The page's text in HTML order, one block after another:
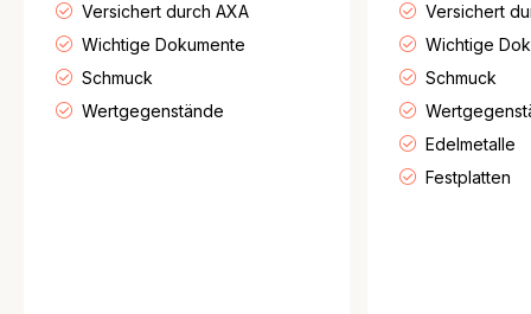
Versichert durch AXA
Wichtige Dokumente
Schmuck
Wertgegenstände
Versichert
Wichtige
Schmuck
Edelmetalle
Festplatten